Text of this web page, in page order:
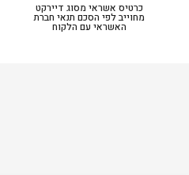
כרטיס אשראי מסוג דיירקט
מחוייב לפי הסכם תנאי חברת
האשראי עם הלקוח